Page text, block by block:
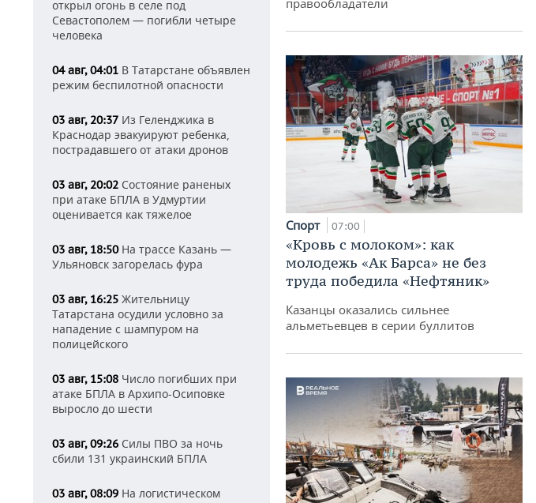
открыл огонь в селе под
Севастополем — погибли четыре
человека
04 авг, 04:01 В Татарстане объявлен
режим беспилотной опасности
03 авг, 20:37 Из Геленджика в
Краснодар эвакуируют ребенка,
пострадавшего от атаки дронов
03 авг, 20:02 Состояние раненых
при атаке БПЛА в Удмуртии
оценивается как тяжелое
03 авг, 18:50На трассе Казань —
Ульяновск загорелась фура
03 авг, 16:25 Жительницу
Татарстана осудили условно за
нападение с шампуром на
полицейского
03 авг, 15:08 Число погибших при
атаке БПЛА в Архипо-Осиповке
выросло до шести
03 авг, 09:26 Силы ПВО за ночь
сбили 131 украинский БПЛА
03 авг, 08:09 На логистическом
Спорт 07:00
«Кровь с молоком»: как
молодежь «Ак Барса» не без
труда победила «Нефтяник»
Казанцы оказались сильнее
альметьевцев в серии буллитов